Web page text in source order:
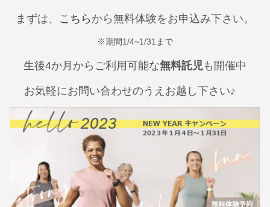
まずは、 こちら から無料体験をお申込み下さい。
※期間1/4~1/31まで
生後4か月からご利用可能な無料託児も開催中
お気軽にお問い合わせのうえお越し下さい♪